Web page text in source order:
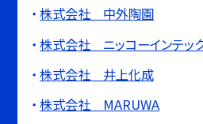
株式会社 中外陶園
株式会社 ニッコーインテッ
株式会社 井上化成
株式会社 MARUWA